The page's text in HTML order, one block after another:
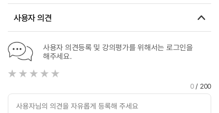
사용자 의견
사용자 의견등록 및 강의평가를 위해서는 로그인을
해주세요.
0/ 200